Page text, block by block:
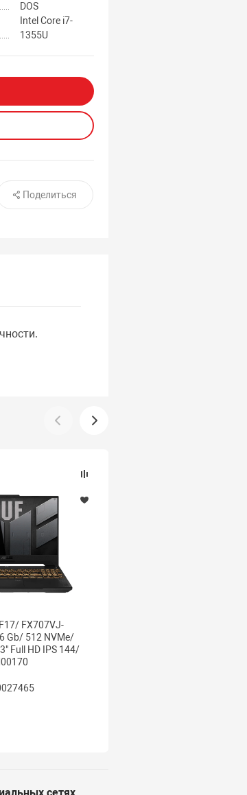
DOS
Intel Core i7-
1355U
Поделиться
FX707VJ-
Gb/ 512 NVMe/
Full HD IPS 144/